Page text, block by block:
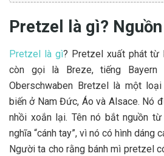
Pretzel là gì?
Pretzel là gì? Pretzel xuất phát từ
còn gọi là Breze, tiếng
Oberschwaben Bretzel là một
biến ở Nam Đức, Áo và Alsace. Nó
nhồi xoắn lại. Tên nó bắt nguồn
nghĩa “cánh tay”, vì nó có hình dáng
Người ta cho rằng bánh mì pretzel